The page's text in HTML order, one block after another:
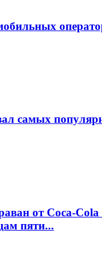
самых
от Coca-Cola
пяти...